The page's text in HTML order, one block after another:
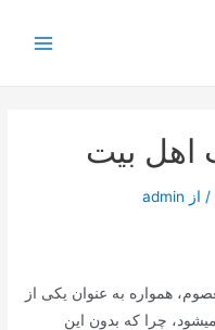
اهل بیت
/ از admin
همواره به عنوان یکی از
چرا که بدون این